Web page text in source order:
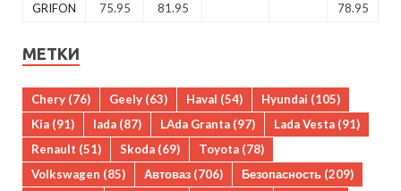
GRIFON
75.95 81.95 78.95
МЕТКИ
Chery (76) Geely (63) Haval (54) Hyundai (105)
Kia (91) lada (87) LAda Granta (97) Lada Vesta (91)
Renault (51) Skoda (69) Toyota (78)
Volkswagen (85) Автоваз (706) Безопасность (209)